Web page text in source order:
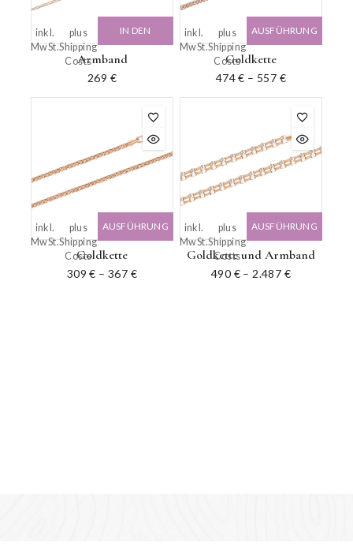
Armband
269 €
inkl.
MwSt.
plus
Shipping
Costs
IN DEN
Goldkette
474€ – 557 €
inkl.
MwSt.
plus
Shipping
Costs
AUSFÜHRUNG
Goldkette
309€ –367 €
inkl.
MwSt.
plus
Shipping
Costs
AUSFÜHRUNG
Goldkette und Armband
490 € – 2.487 €
inkl.
MwSt.
plus
Shipping
Costs
AUSFÜHRUNG